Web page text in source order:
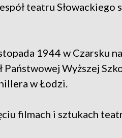
teatru
1944 w Czarsku
Państwowej Wyższej
w Łodzi.
filmach i sztukach